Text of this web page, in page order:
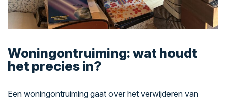
Woningontruiming: wat houdt
het precies in?
Een woningontruiming gaat over het verwijderen van